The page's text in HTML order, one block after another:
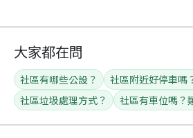
大家都在問
社區有哪些公設？
社區附近好停車嗎
社區垃圾處理方式？
社區有車位嗎？